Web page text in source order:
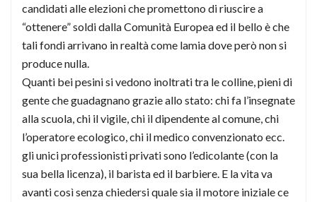
candidati alle elezioni che promettono di riuscire a
“ottenere” soldi dalla Comunità Europea ed il bello è che
tali fondi arrivano in realtà come lamia dove però non si
produce nulla.
Quanti bei pesini si vedono inoltrati tra le colline, pieni di
gente che guadagnano grazie allo stato: chi fa l’insegnate
alla scuola, chi il vigile, chi il dipendente al comune, chi
l’operatore ecologico, chi il medico convenzionato ecc.
gli unici professionisti privati sono l’edicolante (con la
sua bella licenza), il barista ed il barbiere. E la vita va
avanti così senza chiedersi quale sia il motore iniziale ce